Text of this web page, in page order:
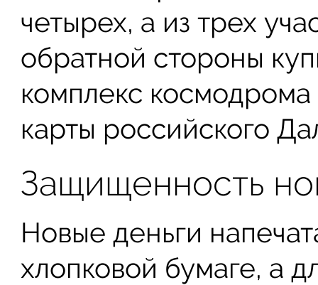
четырех, а из трех
обратной стороны
комплекс
карты российского
Защищенность
Новые деньги
хлопковой бумаге, а